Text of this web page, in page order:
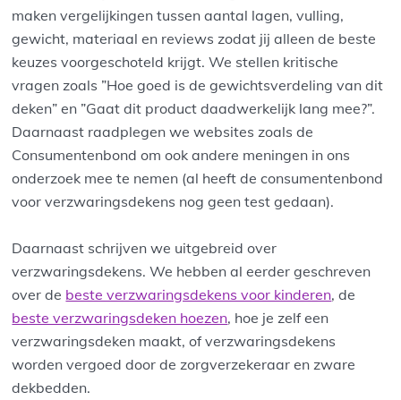
maken vergelijkingen tussen aantal lagen, vulling,
gewicht, materiaal en reviews zodat jij alleen de beste
keuzes voorgeschoteld krijgt. We stellen kritische
vragen zoals ”Hoe goed is de gewichtsverdeling van dit
deken” en ”Gaat dit product daadwerkelijk lang mee?”.
Daarnaast raadplegen we websites zoals de
Consumentenbond om ook andere meningen in ons
onderzoek mee te nemen (al heeft de consumentenbond
voor verzwaringsdekens nog geen test gedaan).
Daarnaast schrijven we uitgebreid over
verzwaringsdekens. We hebben al eerder geschreven
over de beste verzwaringsdekens voor kinderen, de
beste verzwaringsdeken hoezen, hoe je zelf een
verzwaringsdeken maakt, of verzwaringsdekens
worden vergoed door de zorgverzekeraar en zware
dekbedden.